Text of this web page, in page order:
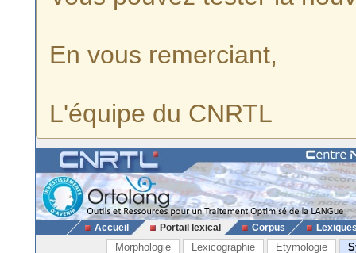
En vous remerciant,
L'équipe du CNRTL
Accueil Portail lexical Corpus
Morphologie Lexicographie Etymologie